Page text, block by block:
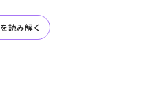
読み解く